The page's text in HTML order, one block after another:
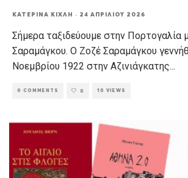
ΚΑΤΕΡΊΝΑ ΚΊΧΛΗ · 24 ΑΠΡΙΛΊΟΥ 2026
Σήμερα ταξιδεύουμε στην Πορτογαλία
Σαραμάγκου. Ο Ζοζέ Σαραμάγκου
Νοεμβρίου 1922 στην Αζινιάγκατης...
0 COMMENTS 0 10 VIEWS